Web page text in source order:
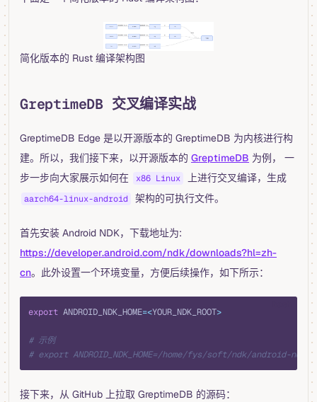
简化版本的 Rust 编译架构图
GreptimeDB 交叉编译实战
GreptimeDB Edge 是以开源版本的 GreptimeDB 为内核进行构
建。所以，我们接下来，以开源版本的 GreptimeDB 为例， 一
步一步向大家展示如何在
x86 Linux 上进行交叉编译，生成
aarch64-linux-android 架构的可执行文件。
首先安装 Android NDK，下载地址为:
https://developer.android.com/ndk/downloads?hl=zh-
cn。此外设置一个环境变量，方便后续操作，如下所示：
export ANDROID_NDK_HOME=<YOUR_NDK_ROOT>
# 示例
# export ANDROID_NDK_HOME=/home/fys/soft/ndk/android-ndk-
接下来，从 GitHub 上拉取 GreptimeDB 的源码：